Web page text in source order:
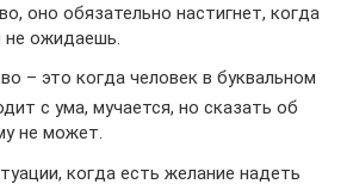
оно обязательно настигнет, когда
не ожидаешь.
– это когда человек в буквальном
с ума, мучается, но сказать об
не может.
когда есть желание надеть